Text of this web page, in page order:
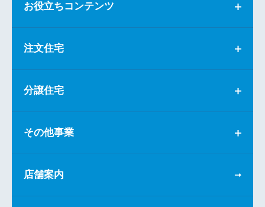
お役立ちコンテンツ
注文住宅
分譲住宅
その他事業
店舗案内